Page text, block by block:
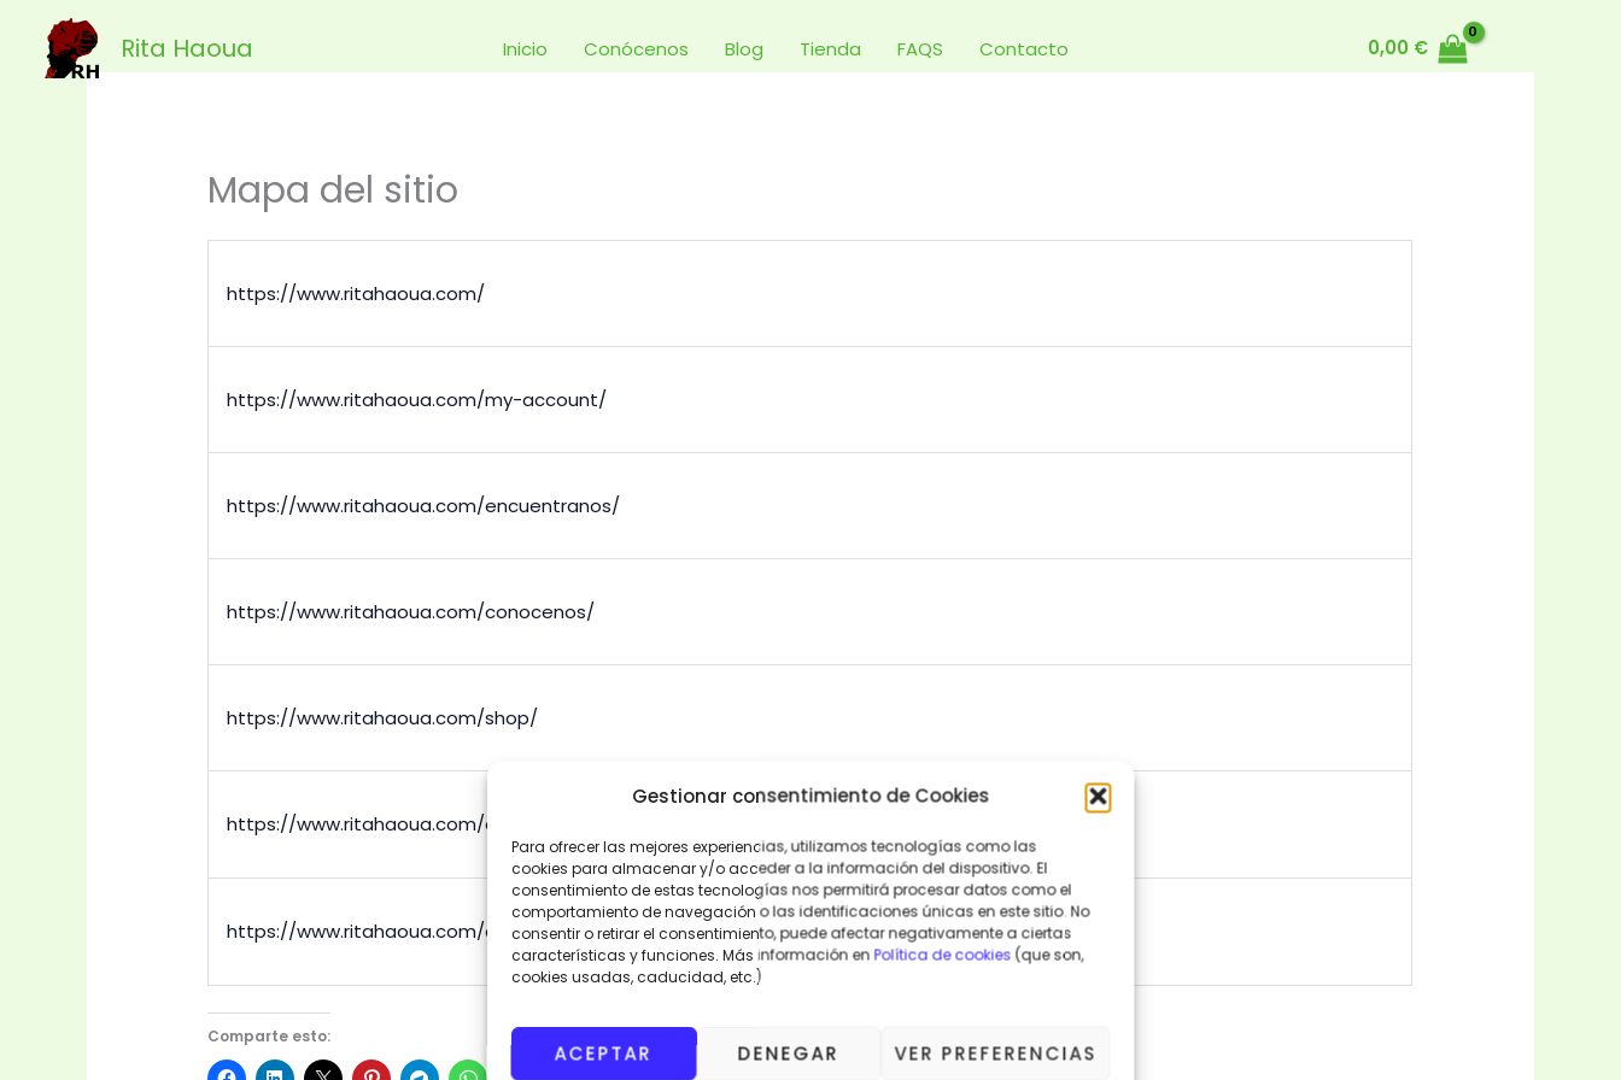
Gestionar consentimiento de Cookies
Para ofrecer las mejores experiencias, utilizamos tecnologías como las
cookies para almacenar y/o acceder a la información del dispositivo. El
consentimiento de estas tecnologías nos permitirá procesar datos como el
comportamiento de navegación o las identificaciones únicas en este sitio. No
consentir o retirar el consentimiento, puede afectar negativamente a ciertas
características y funciones. Más información en Política de cookies (que son,
cookies usadas, caducidad, etc.)
ACEPTAR DENEGAR VER PREFERENCIAS
contenido
Rita Haoua Inicio Conócenos Blog Tienda FAQS Contacto 0,00 €
Mapa del sitio
https://www.ritahaoua.com/
https://www.ritahaoua.com/my-account/
https://www.ritahaoua.com/encuentranos/
https://www.ritahaoua.com/conocenos/
https://www.ritahaoua.com/shop/
https://www.ritahaoua.com/checkout/
https://www.ritahaoua.com/cart/
Comparte esto: